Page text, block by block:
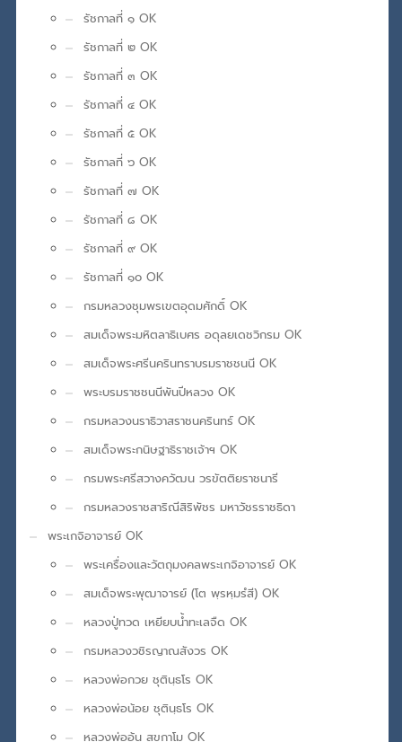
รัชกาลที่ ๑ OK
รัชกาลที่ ๒ OK
รัชกาลที่ ๓ OK
รัชกาลที่ ๔ OK
รัชกาลที่ ๕ OK
รัชกาลที่ ๖ OK
รัชกาลที่ ๗ OK
รัชกาลที่ ๘ OK
รัชกาลที่ ๙ OK
รัชกาลที่ ๑๐ OK
กรมหลวงชุมพรเขตอุดมศักดิ์ OK
สมเด็จพระมหิตลาธิเบศร อดุลยเดชวิกรม OK
สมเด็จพระศรีนครินทราบรมราชชนนี OK
พระบรมราชชนนีพันปีหลวง OK
กรมหลวงนราธิวาสราชนครินทร์ OK
สมเด็จพระกนิษฐาธิราชเจ้าฯ OK
กรมพระศรีสวางควัฒน วรขัตติยราชนารี
กรมหลวงราชสาริณีสิริพัชร มหาวัชรราชธิดา
พระเกจิอาจารย์ OK
พระเครื่องและวัตถุมงคลพระเกจิอาจารย์ OK
สมเด็จพระพุฒาจารย์ (โต พฺรหฺมรํสี) OK
หลวงปู่ทวด เหยียบน้ำทะเลจืด OK
กรมหลวงวชิรญาณสังวร OK
หลวงพ่อกวย ชุตินฺธโร OK
หลวงพ่อน้อย ชุตินฺธโร OK
หลวงพ่ออุ้น สุขกาโม OK